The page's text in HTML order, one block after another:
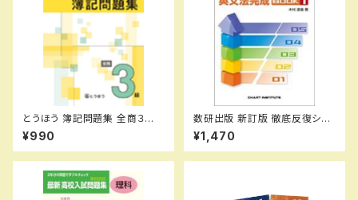
とうほう 簿記問題集 全商３
級 新品 問題集本体と別冊
解答つき ISBN：97848090
64401 ISBN-10：4809064
¥990
数研出版 新訂版 徹底反復シリ
ーズ 《5-STAGE》 英文法完成
BOOK 1 新品 問題集本体の
み 別冊解答なし ISBN：978
¥1,470